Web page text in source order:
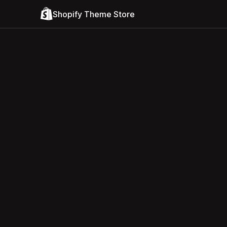
Shopify Theme Store